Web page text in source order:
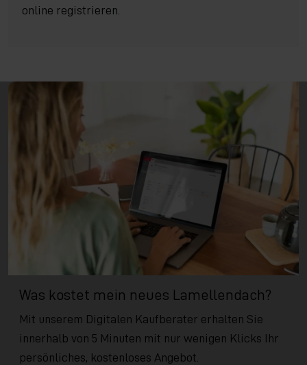
online registrieren.
Was kostet mein neues Lamellendach?
Mit unserem Digitalen Kaufberater erhalten Sie
innerhalb von 5 Minuten mit nur wenigen Klicks Ihr
persönliches, kostenloses Angebot.